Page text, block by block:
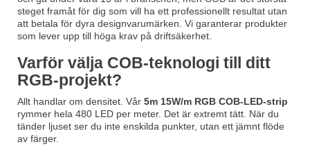
steget framåt för dig som vill ha ett professionellt resultat utan
att betala för dyra designvarumärken. Vi garanterar produkter
som lever upp till höga krav på driftsäkerhet.
Varför välja COB-teknologi till ditt
RGB-projekt?
Allt handlar om densitet. Vår 5m 15W/m RGB COB-LED-strip
rymmer hela 480 LED per meter. Det är extremt tätt. När du
tänder ljuset ser du inte enskilda punkter, utan ett jämnt flöde
av färger.